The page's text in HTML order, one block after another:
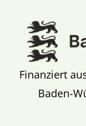
Finanziert
Baden-